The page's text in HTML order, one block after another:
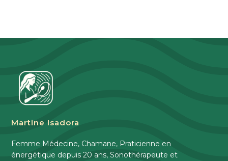
Martine Isadora
Femme Médecine, Chamane, Praticienne en
énergétique depuis 20 ans, Sonothérapeute et